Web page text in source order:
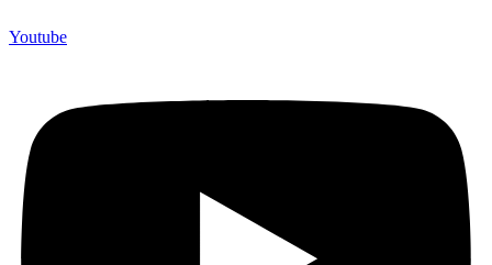
Youtube